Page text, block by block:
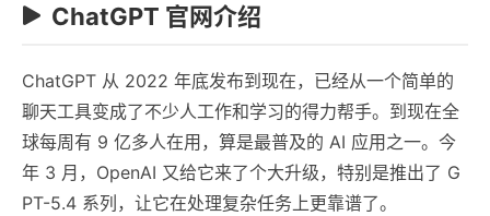
ChatGPT 官网介绍
ChatGPT 从 2022 年底发布到现在，已经从一个简单的
聊天工具变成了不少人工作和学习的得力帮手。到现在全
球每周有 9 亿多人在用，算是最普及的 AI 应用之一。今
年 3 月，OpenAI 又给它来了个大升级，特别是推出了 G
PT-5.4 系列，让它在处理复杂任务上更靠谱了。